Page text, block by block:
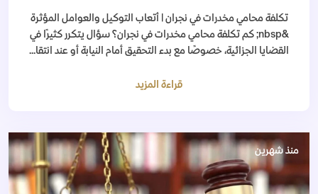
تكلفة محامي مخدرات في نجران | أتعاب التوكيل والعوامل المؤثرة
&nbsp; كم تكلفة محامي مخدرات في نجران؟ سؤال يتكرر كثيرًا في
القضايا الجزائية، خصوصًا مع بدء التحقيق أمام النيابة أو عند انتقا...
قراءة المزيد
منذ شهرين